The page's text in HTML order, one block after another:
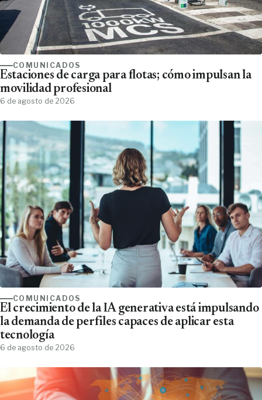
COMUNICADOS
Estaciones de carga para flotas; cómo impulsan la
movilidad profesional
6 de agosto de 2026
COMUNICADOS
El crecimiento de la IA generativa está impulsando
la demanda de perfiles capaces de aplicar esta
tecnología
6 de agosto de 2026